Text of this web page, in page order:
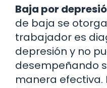
Baja por
de baja se
trabajador es
depresión y no
desempeñando
manera efectiva.